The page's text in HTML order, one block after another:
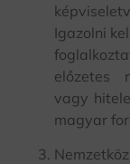
Igazolni
előzetes
vagy
magyar